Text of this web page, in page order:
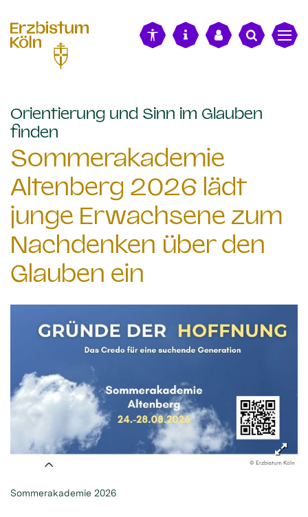
Orientierung und Sinn im Glauben
finden
Sommerakademie
Altenberg 2026 lädt
junge Erwachsene zum
Nachdenken über den
Glauben ein
© Erzbistum Köln
Sommerakademie 2026